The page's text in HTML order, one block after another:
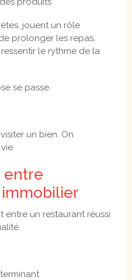
jouent un rôle
prolonger les repas,
le rythme de la
se passe.
un bien. On
entre
entre un restaurant réussi